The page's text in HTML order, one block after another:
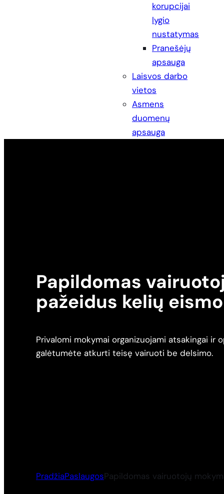
korupcijai
lygio
nustatymas
Pranešėjų
apsauga
Laisvos darbo
vietos
Asmens
duomenų
apsauga
Papildomas
pažeidus kelių
Privalomi mokymai organizuojami atsakingai ir
galėtumėte atkurti teisę vairuoti be delsimo.
PradžiaPaslaugosPapildomas vairuotojų